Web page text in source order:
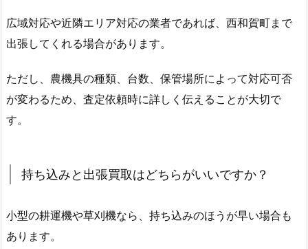
広域対応や近隣エリア対応の業者であれば、西和賀町まで
出張してくれる場合があります。
ただし、農機具の種類、台数、保管場所によって対応可否
が変わるため、査定依頼時に詳しく伝えることが大切で
す。
持ち込みと出張買取はどちらがいいですか？
小型の耕運機や草刈機なら、持ち込みのほうが早い場合も
あります。